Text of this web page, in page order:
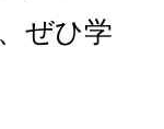
ぜひ学